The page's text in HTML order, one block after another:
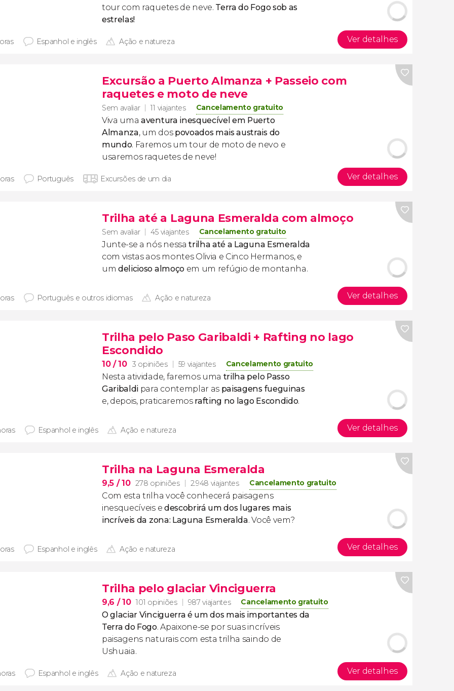
tour com raquetes de neve. Terra do Fogo sob as
estrelas!
Espanhol e inglês Ação e natureza Ver detalhes
Excursão a Puerto Almanza + Passeio com
raquetes e moto de neve
Sem avaliar 11 viajantes Cancelamento gratuito
Viva umaaventura inesquecível em Puerto
Almanza, um dos povoados mais austrais do
mundo. Faremos um tour de moto de nevo e
usaremos raquetes de neve!
Português Excursões de um dia Ver detalhes
Trilha até a Laguna Esmeralda com almoço
Sem avaliar 45 viajantes Cancelamento gratuito
Junte-se a nós nessatrilha até a Laguna Esmeralda
com vistas aos montes Olivia e Cinco Hermanos, e
umdelicioso almoçoem um refúgio de montanha.
Português e outros idiomas Ação e natureza Ver detalhes
Trilha pelo Paso Garibaldi + Rafting no lago
Escondido
10/ 10 3 opiniões 59 viajantes Cancelamento gratuito
Nesta atividade, faremos uma trilha pelo Passo
Garibaldi para contemplar as paisagens fueguinas
e, depois, praticaremos rafting no lago Escondido.
Espanhol e inglês Ação e natureza Ver detalhes
Trilha na Laguna Esmeralda
9,5 / 10 278 opiniões 2.948 viajantes Cancelamento gratuito
Com esta trilha você conhecerá paisagens
inesquecíveis e descobrirá um dos lugares mais
incríveis da zona: Laguna Esmeralda. Você vem?
Espanhol e inglês Ação e natureza Ver detalhes
Trilha pelo glaciar Vinciguerra
9,6 / 10 101 opiniões 987 viajantes Cancelamento gratuito
O glaciar Vinciguerra é um dos mais importantes da
Terra do Fogo. Apaixone-se por suas incríveis
paisagens naturais com esta trilha saindo de
Ushuaia.
Espanhol e inglês Ação e natureza Ver detalhes